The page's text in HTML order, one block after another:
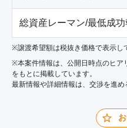
総資産レーマン/最低成
※譲渡希望額は税抜き価格で表示し
※本案件情報は、公開日時点のヒア
をもとに掲載しています。
最新情報や詳細情報は、交渉を進め